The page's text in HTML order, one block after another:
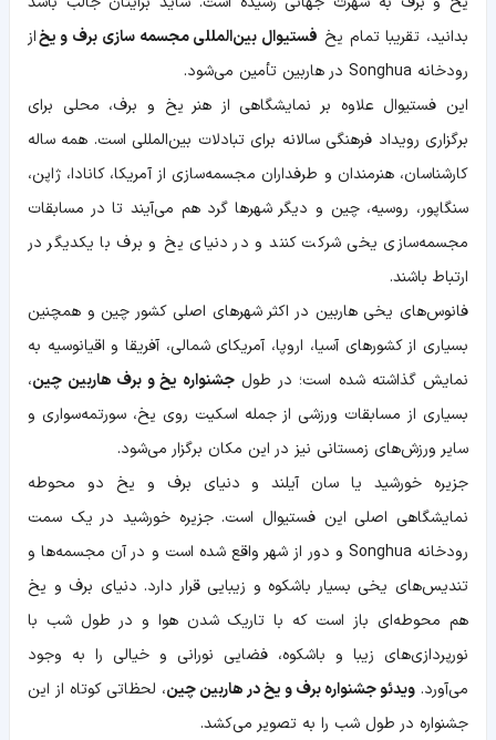
بدانید، تقریبا تمام یخ فستیوال بین‌المللی مجسمه‌ سازی برف و یخاز
رودخانه Songhua در هاربین تأمین می‌شود.
این فستیوال علاوه بر نمایشگاهی از هنر یخ و برف، محلی برای
برگزاری رویداد فرهنگی سالانه برای تبادلات بین‌المللی است. همه ساله
کارشناسان، هنرمندان و طرفداران مجسمه‌سازی از آمریکا، کانادا، ژاپن،
سنگاپور، روسیه، چین و دیگر شهرها گرد هم می‌آیند تا در مسابقات
مجسمه‌سازی یخی شرکت کنند و در دنیای یخ و برف با یکدیگر در
ارتباط باشند.
فانوس‌های یخی هاربین در اکثر شهرهای اصلی کشور چین و همچنین
بسیاری از کشورهای آسیا، اروپا، آمریکای شمالی، آفریقا و اقیانوسیه به
نمایش گذاشته شده است؛ در طولجشنواره یخ و برف هاربین چین،
بسیاری از مسابقات ورزشی از جمله اسکیت روی یخ، سورتمه‌سواری و
سایر ورزش‌های زمستانی نیز در این مکان برگزار می‌شود.
جزیره خورشید یا سان آیلند و دنیای برف و یخ دو محوطه
نمایشگاهی اصلی این فستیوال است. جزیره خورشید در یک سمت
رودخانه Songhua و دور از شهر واقع شده است و در آن مجسمه‌ها و
تندیس‌های یخی بسیار باشکوه و زیبایی قرار دارد. دنیای برف و یخ
هم محوطه‌ای باز است که با تاریک شدن هوا و در طول شب با
نورپردازی‌های زیبا و باشکوه، فضایی نورانی و خیالی را به وجود
می‌آورد.ویدئو جشنواره برف و یخ در هاربین چین، لحظاتی کوتاه از این
جشنواره در طول شب را به تصویر می‌کشد.